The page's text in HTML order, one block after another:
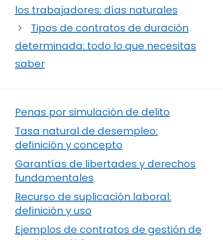
los trabajadores: días naturales
Tipos de contratos de duración
determinada: todo lo que necesitas
saber
Penas por simulación de delito
Tasa natural de desempleo:
definición y concepto
Garantías de libertades y derechos
fundamentales
Recurso de suplicación laboral:
definición y uso
Ejemplos de contratos de gestión de